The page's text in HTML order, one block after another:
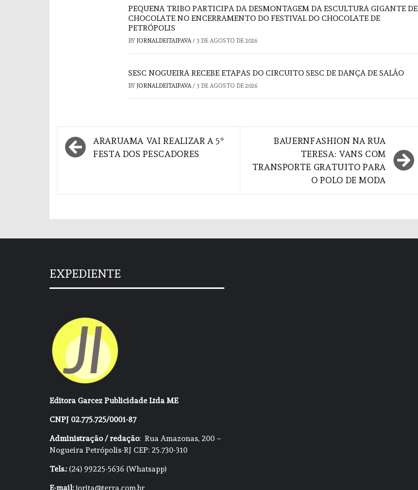
PEQUENA TRIBO PARTICIPA DA DESMONTAGEM DA ESCULTURA GIGANTE DE
CHOCOLATE NO ENCERRAMENTO DO FESTIVAL DO CHOCOLATE DE
PETRÓPOLIS
BY JORNALDEITAIPAVA / 3 DE AGOSTO DE 2026
SESC NOGUEIRA RECEBE ETAPAS DO CIRCUITO SESC DE DANÇA DE SALÃO
BY JORNALDEITAIPAVA / 3 DE AGOSTO DE 2026
Navegação
de
ARARUAMA VAI REALIZAR A 5º
FESTA DOS PESCADORES
BAUERNFASHION NA RUA
TERESA: VANS COM
TRANSPORTE GRATUITO PARA
O POLO DE MODA
EXPEDIENTE
Editora Garcez Publicidade Ltda ME
CNPJ 02.775.725/0001-87
Administração / redação: Rua Amazonas, 200 –
Nogueira Petrópolis-RJ CEP: 25.730-310
Tels.:(24) 99225-5636 (Whatsapp)
E-mail:jorita@terra.com.br